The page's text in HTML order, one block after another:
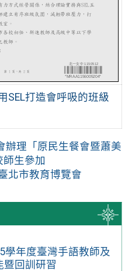
學年度臺灣手語教師及
暨回訓研習
SEL打造會呼吸的班級
辦理「原民生餐會暨蕭美
生參加
北市教育博覽會